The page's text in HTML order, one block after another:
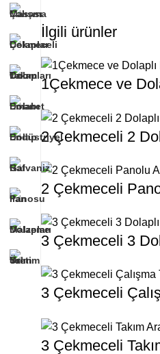
İlgili ürünler
1Çekmece ve
2 Çekmeceli 2
2 Çekmeceli
3 Çekmeceli 3
3 Çekmeceli
3 Çekmeceli